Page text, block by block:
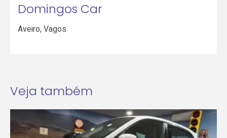
Domingos Car
Aveiro,Vagos
Veja também